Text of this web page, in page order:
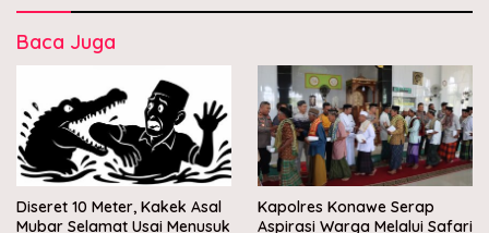
Baca Juga
Diseret 10 Meter, Kakek Asal
Mubar Selamat Usai Menusuk
Kapolres Konawe Serap
Aspirasi Warga Melalui Safari